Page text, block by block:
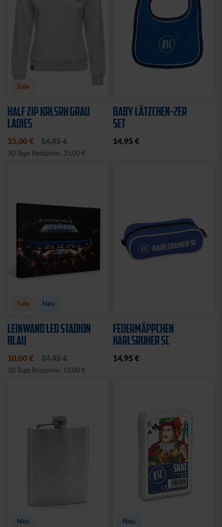
Sale
HALF ZIP KRLSRH GRAU
LADIES
35,00 € 54,95 €
30 Tage Bestpreis: 35,00 €
BABY LÄTZCHEN-2ER
SET
14,95 €
Sale Neu
LEINWAND LED STADION
BLAU
10,00 € 24,95 €
30 Tage Bestpreis: 10,00 €
FEDERMÄPPCHEN
KARLSRUHER SC
14,95 €